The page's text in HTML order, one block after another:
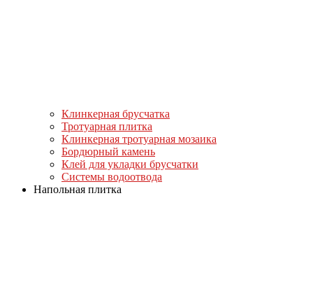
Клинкерная брусчатка
Тротуарная плитка
Клинкерная тротуарная мозаика
Бордюрный камень
Клей для укладки брусчатки
Системы водоотвода
Напольная плитка